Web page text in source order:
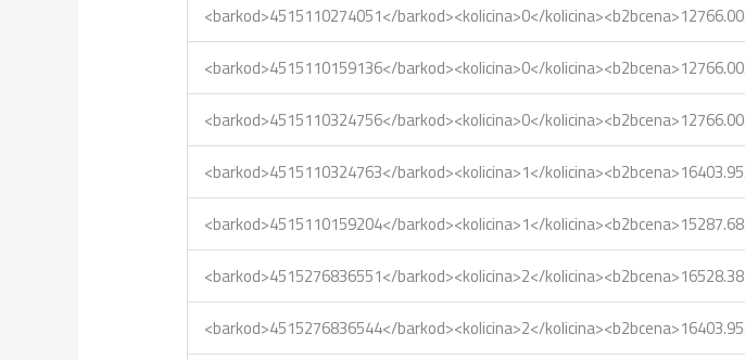
<barkod>4515110274051</barkod><kolicina>0</
<barkod>4515110159136</barkod><kolicina>0</
<barkod>4515110324756</barkod><kolicina>0</
<barkod>4515110324763</barkod><kolicina>1</
<barkod>4515110159204</barkod><kolicina>1</
<barkod>4515276836551</barkod><kolicina>2</
<barkod>4515276836544</barkod><kolicina>2</